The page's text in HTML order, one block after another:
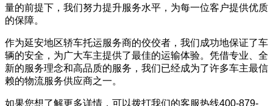
量的前提下，我们努力提升服务水平，为每一位客户提供优质
的保障。
作为延安地区轿车托运服务商的佼佼者，我们成功地保证了车
辆的安全，为广大车主提供了最佳的运输体验。凭借专业、全
新的服务理念和高品质的服务，我们已经成为了许多车主最信
赖的物流服务供应商之一。
如果您想了解更多详情，可以拨打我们的客服热线400-879-